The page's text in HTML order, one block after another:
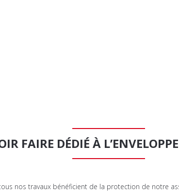
FAIRE DÉDIÉ À
nos travaux bénéficient de la protection de notre